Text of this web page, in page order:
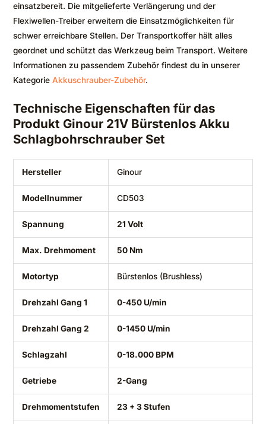
einsatzbereit. Die mitgelieferte Verlängerung und der
Flexiwellen-Treiber erweitern die Einsatzmöglichkeiten für
schwer erreichbare Stellen. Der Transportkoffer hält alles
geordnet und schützt das Werkzeug beim Transport. Weitere
Informationen zu passendem Zubehör findest du in unserer
Kategorie Akkuschrauber-Zubehör.
Technische Eigenschaften für das
Produkt Ginour 21V Bürstenlos Akku
Schlagbohrschrauber Set
Hersteller Ginour
Modellnummer CD503
Spannung 21 Volt
Max. Drehmoment 50 Nm
Motortyp Bürstenlos (Brushless)
Drehzahl Gang 1 0-450 U/min
Drehzahl Gang 2 0-1450 U/min
Schlagzahl 0-18.000 BPM
Getriebe 2-Gang
Drehmomentstufen 23 + 3 Stufen